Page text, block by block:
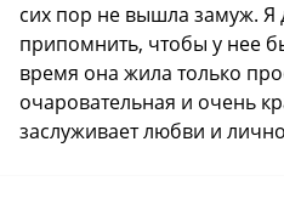
сих пор не вышла замуж. Я
припомнить, чтобы у нее
время она жила только
очаровательная и очень
заслуживает любви и